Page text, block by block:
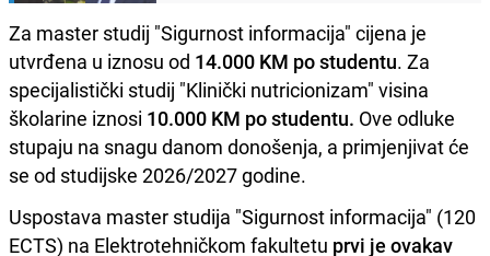
Za master studij "Sigurnost informacija" cijena je
utvrđena u iznosu od 14.000 KM po studentu. Za
specijalistički studij "Klinički nutricionizam" visina
školarine iznosi 10.000 KM po studentu. Ove odluke
stupaju na snagu danom donošenja, a primjenjivat će
se od studijske 2026/2027 godine.
Uspostava master studija "Sigurnost informacija" (120
ECTS) na Elektrotehničkom fakultetu prvi je ovakav